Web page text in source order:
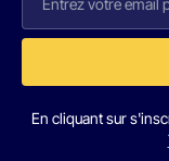
En cliquant sur